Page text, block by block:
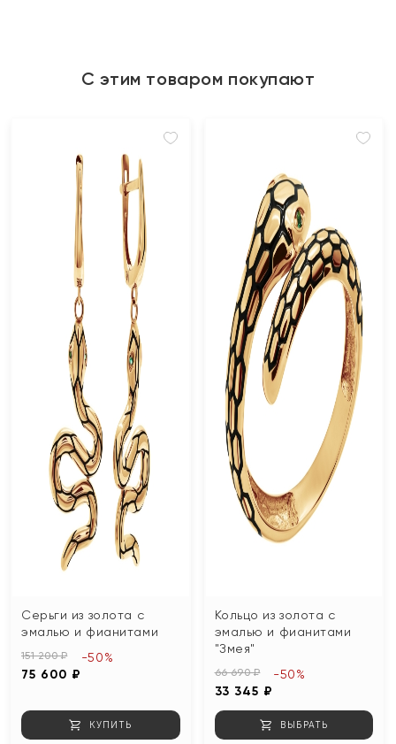
С этим товаром покупают
Серьги из золота с
эмалью и фианитами
151 200 ₽
75 600 ₽
-50%
КУПИТЬ
Кольцо из золота с
эмалью и фианитами
"Змея"
66 690 ₽
33 345 ₽
-50%
ВЫБРАТЬ